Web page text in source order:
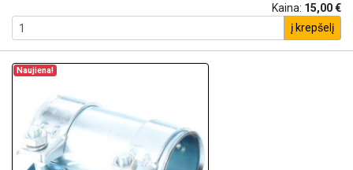
Kaina: 15,00 €
į krepšelį
Naujiena!